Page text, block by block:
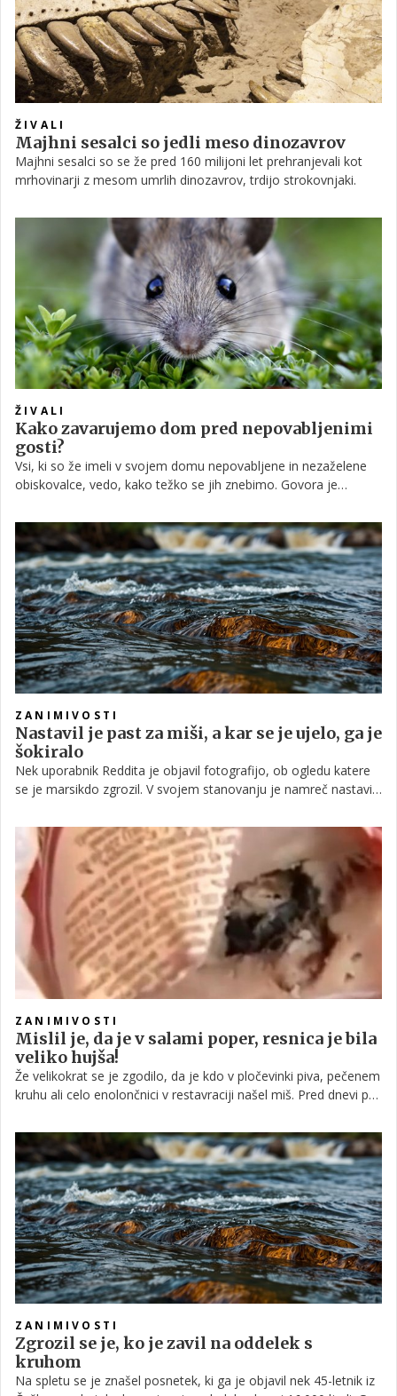
ŽIVALI
Majhni sesalci so jedli meso dinozavrov
Majhni sesalci so se že pred 160 milijoni let prehranjevali kot
mrhovinarji z mesom umrlih dinozavrov, trdijo strokovnjaki.
ŽIVALI
Kako zavarujemo dom pred nepovabljenimi
gosti?
Vsi, ki so že imeli v svojem domu nepovabljene in nezaželene
obiskovalce, vedo, kako težko se jih znebimo. Govora je
vrst živali je, da izjemno hitro spolno dozorita, posledično pa se
nam lahko kaj hitro naredi, da v dom dobimo celotno 'družino'.
Kaj storiti, kako se jih znebiti? Kakšna je preventiva, kakšna
kurativa? Berite dalje.
ZANIMIVOSTI
Nastavil je past za miši, a kar se je ujelo, ga je
šokiralo
Nek uporabnik Reddita je objavil fotografijo, ob ogledu katere
se je marsikdo zgrozil. V svojem stanovanju je namreč nastavil
pričakoval niti v sanjah.
ZANIMIVOSTI
Mislil je, da je v salami poper, resnica je bila
veliko hujša!
Že velikokrat se je zgodilo, da je kdo v pločevinki piva, pečenem
kruhu ali celo enolončnici v restavraciji našel miš. Pred dnevi pa
tisti, ki jo oglašujejo kot visoko kakovosten mesni proizvod.
Ogabno!
ZANIMIVOSTI
Zgrozil se je, ko je zavil na oddelek s
kruhom
Na spletu se je znašel posnetek, ki ga je objavil nek 45-letnik iz